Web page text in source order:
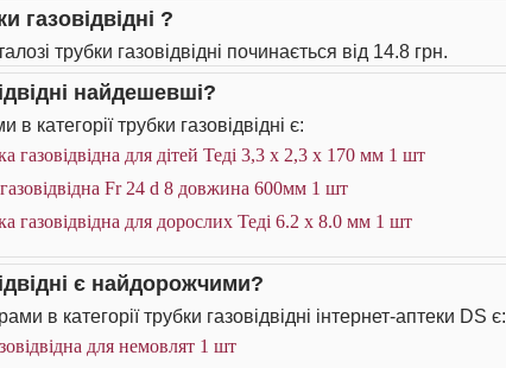
газовідвідні ?
трубки газовідвідні починається від 14.8 грн.
найдешевші?
категорії трубки газовідвідні є:
газовідвідна для дітей Теді 3,3 х 2,3 х 170 мм 1 шт
Fr 24 d 8 довжина 600мм 1 шт
газовідвідна для дорослих Теді 6.2 х 8.0 мм 1 шт
є найдорожчими?
в категорії трубки газовідвідні інтернет-аптеки DS є:
для немовлят 1 шт